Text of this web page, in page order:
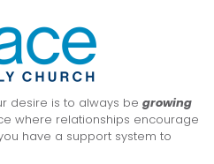
desire is to always be growing
where relationships encourage
have a support system to